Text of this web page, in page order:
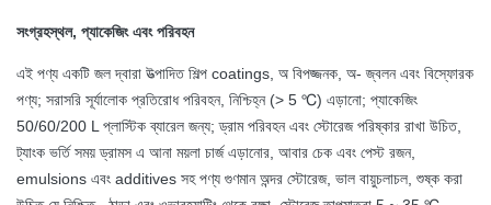
সংগ্রহস্থল, প্যাকেজিং এবং পরিবহন
এই পণ্য একটি জল দ্বারা উত্পাদিত শিল্প coatings, অ বিপজ্জনক, অ- জ্বলন এবং বিস্ফোরক
পণ্য; সরাসরি সূর্যালোক প্রতিরোধ পরিবহন, নিশ্চিহ্ন (> 5 ℃) এড়ানো; প্যাকেজিং
50/60/200 L প্লাস্টিক ব্যারেল জন্য; ড্রাম পরিবহন এবং স্টোরেজ পরিষ্কার রাখা উচিত,
ট্যাংক ভর্তি সময় ড্রামস এ আনা ময়লা চার্জ এড়ানোর, আবার চেক এবং পেস্ট রজন,
emulsions এবং additives সহ পণ্য গুণমান অন্দর স্টোরেজ, ভাল বায়ুচলাচল, শুষ্ক করা